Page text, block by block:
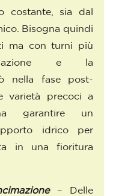
costante, sia dal
Bisogna quindi
ma con turni più
e la
nella fase post-
varietà precoci a
garantire un
idrico per
in una fioritura
– Delle